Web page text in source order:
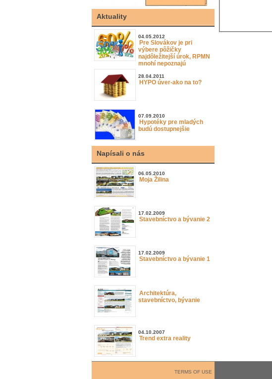
Aktuality
04.05.2012
Pre Slovákov je pri
výbere pôžičky
najdôležitejší úrok, RPMN
mnohí nepoznajú
28.04.2011
HYPO úver-ako na to?
07.09.2010
Hypotéky pre mladých
budú dostupnejšie
Napísali o nás
06.05.2010
Moja Žilina
17.02.2009
Stavebníctvo a bývanie 2
17.02.2009
Stavebníctvo a bývanie 1
Architektúra,
stavebníctvo, bývanie
04.10.2007
Trend extra reality
TERMS OF USE